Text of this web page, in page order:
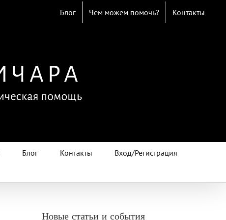
Блог Чем можем помочь? Контакты
Блог Контакты Вход/Регистрация
Новые статьи и события